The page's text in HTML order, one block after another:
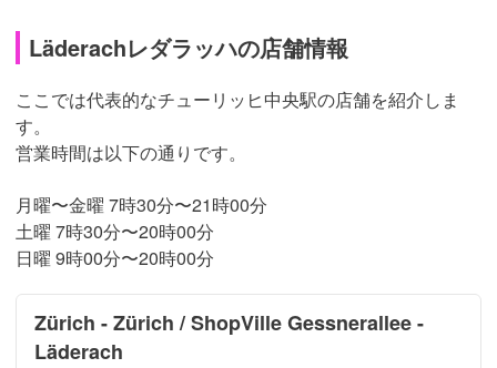
Läderachレダラッハの店舗情報
ここでは代表的なチューリッヒ中央駅の店舗を紹介しま
す。
営業時間は以下の通りです。
月曜〜金曜 7時30分〜21時00分
土曜 7時30分〜20時00分
日曜 9時00分〜20時00分
Zürich - Zürich / ShopVille Gessnerallee -
Läderach